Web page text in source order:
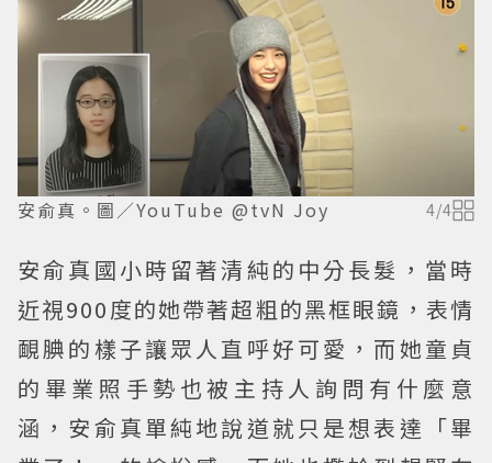
安俞真。圖／YouTube @tvN Joy 4/4
安俞真國小時留著清純的中分長髮，當時
近視900度的她帶著超粗的黑框眼鏡，表情
靦腆的樣子讓眾人直呼好可愛，而她童貞
的畢業照手勢也被主持人詢問有什麼意
涵，安俞真單純地說道就只是想表達「畢